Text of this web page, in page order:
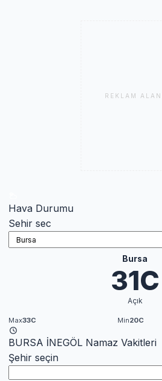
REKLAM ALANI
Hava Durumu
Sehir sec
Bursa
31C
Açık
Max33C Min20C
BURSA İNEGÖL Namaz Vakitleri
Şehir seçin